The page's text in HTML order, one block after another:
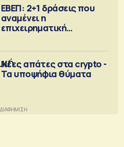
ΕΒΕΠ: 2+1 δράσεις που
αναμένει η
επιχειρηματική
Νέες απάτες στα crypto -
Τα υποψήφια θύματα